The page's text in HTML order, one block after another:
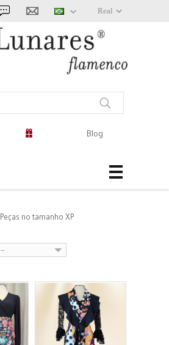
Real
Blog
Peças no tamanho XP
--